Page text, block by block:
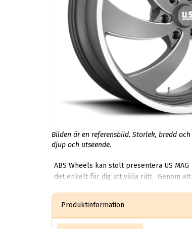
Bilden är en referensbild. Storlek, bredd
djup och utseende.
ABS Wheels kan stolt presentera US MAG fälgsortiment För dig som strävar efter det lilla extra och vill ha en unik fälg så är
det enkelt för dig att välja rätt. Genom
Produktinformation